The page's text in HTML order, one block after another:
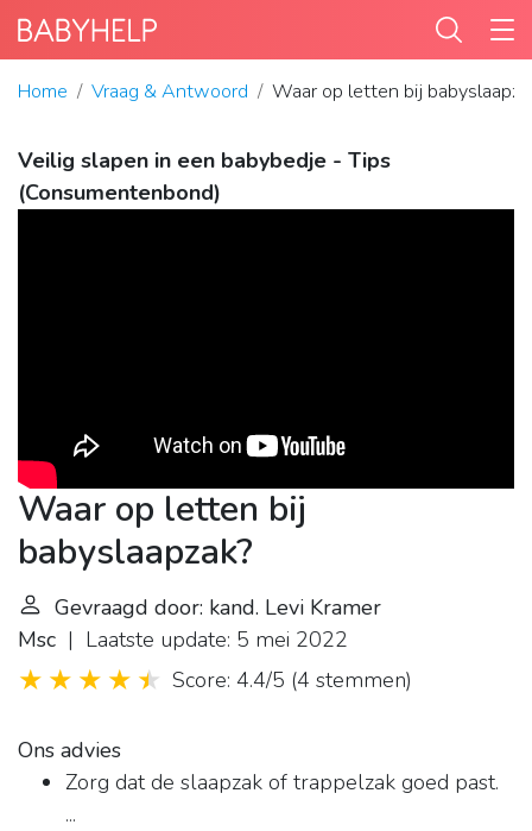
Home Vraag & Antwoord Waar op letten bij
Veilig slapen in een babybedje - Tips
(Consumentenbond)
Waar op letten bij
babyslaapzak?
Gevraagd door: kand. Levi Kramer
Msc | Laatste update: 5 mei 2022
Score: 4.4/5 (4 stemmen)
Ons advies
Zorg dat de slaapzak of trappelzak goed past.
...